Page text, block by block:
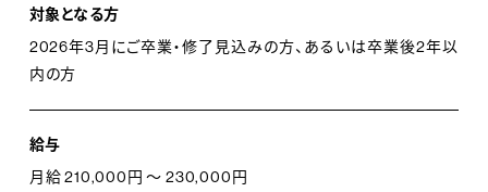
対象となる方
2026年3月にご卒業・修了見込みの方、あるいは卒業後2年以
内の方
給与
月給 210,000円 ～ 230,000円